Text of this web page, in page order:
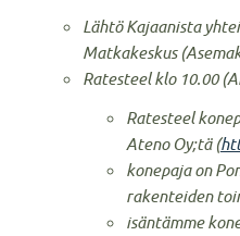
Lähtö Kajaanista
Matkakeskus
Ratesteel klo 10.00
Ratesteel
Ateno Oy;tä (
konepaja on
rakenteiden
isäntämme